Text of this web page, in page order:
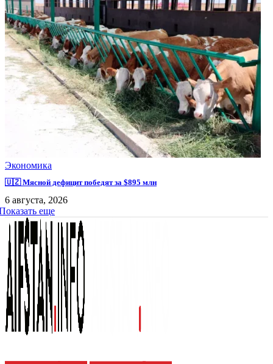
Экономика
🇺🇿 Мясной дефицит победят за $895 млн
6 августа, 2026
еще